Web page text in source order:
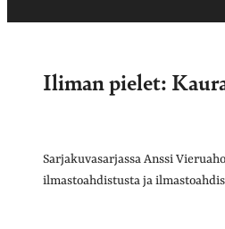
Iliman pielet:
Sarjakuvasarjassa Anssi
ilmastoahdistusta ja